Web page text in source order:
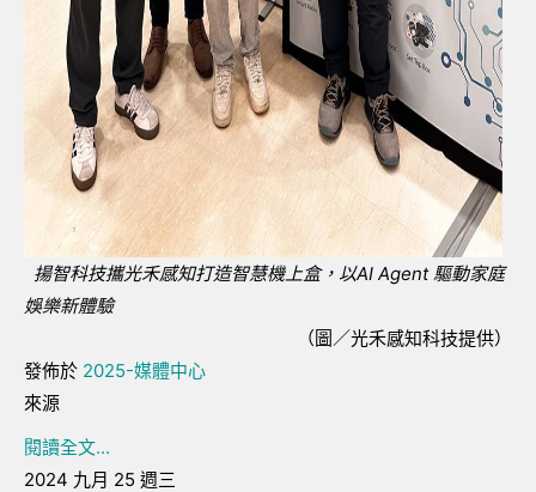
揚智科技攜光禾感知打造智慧機上盒，以AI Agent 驅動家庭
娛樂新體驗
（圖／光禾感知科技提供）
發佈於 2025-媒體中心
來源
閱讀全文...
2024 九月 25 週三